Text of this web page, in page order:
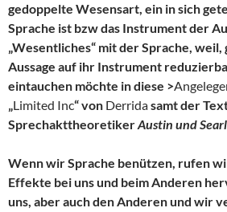
gedoppelte Wesensart, ein in sich
Sprache ist bzw das Instrument der
„Wesentliches“ mit der Sprache,
Aussage auf ihr Instrument
eintauchen möchte in diese >
„Limited Inc“ von Derridasamt der
SprechakttheoretikerAustin und
Wenn wir Sprache benützen, rufen
Effekte bei uns und beim Anderen
uns, aber auch den Anderen und wir